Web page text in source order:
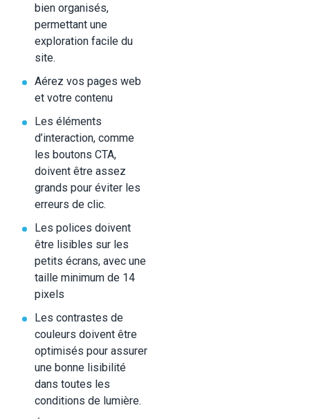
bien organisés,
permettant une
exploration facile du
site.
Aérez vos pages web
et votre contenu
Les éléments
d’interaction, comme
les boutons CTA,
doivent être assez
grands pour éviter les
erreurs de clic.
Les polices doivent
être lisibles sur les
petits écrans, avec une
taille minimum de 14
pixels
Les contrastes de
couleurs doivent être
optimisés pour assurer
une bonne lisibilité
dans toutes les
conditions de lumière.